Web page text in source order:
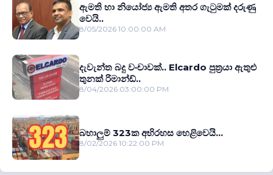
ඇමති හා නියෝජ්‍ය ඇමති අතර ගැටුමක් දරුණු
වෙයි..
8/05/2026 10:00:00 AM
දැවැන්ත බදු වංචාවක්.. Elcardo පුත‍්‍රයා ඇතුළු
තුනක් රිමාන්ඩ්..
8/04/2026 03:00:00 PM
බහාලුම් 323ක අභිරහස හෙළිවෙයි...
8/02/2026 10:22:00 PM